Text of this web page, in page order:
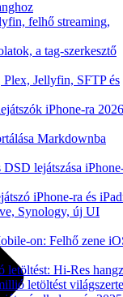
felhő streaming,
a tag-szerkesztő
Jellyfin, SFTP és
iPhone-ra
Markdownba
lejátszása
iPhone-ra és
Synology, új UI
on: Felhő zene
letöltést: Hi-Res
letöltést világszerte